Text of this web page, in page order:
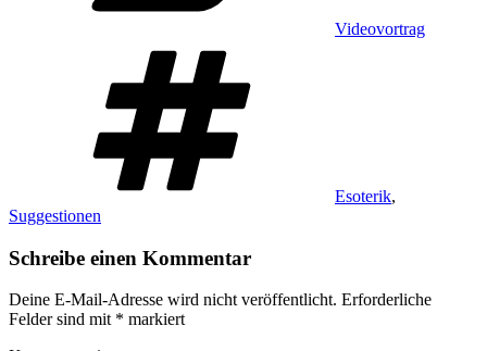
Videovortrag
Esoterik,
Suggestionen
Schreibe einen Kommentar
Deine E-Mail-Adresse wird nicht veröffentlicht. Erforderliche
Felder sind mit * markiert